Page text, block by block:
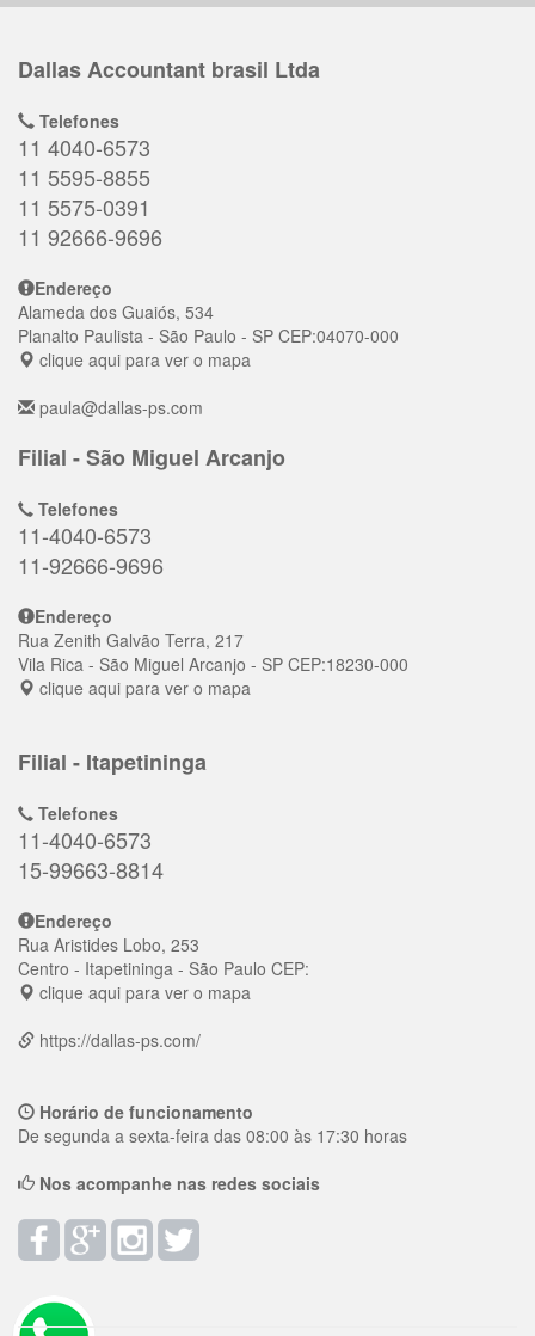
Dallas Accountant brasil Ltda
Telefones
11 4040-6573
11 5595-8855
11 5575-0391
11 92666-9696
Endereço
Alameda dos Guaiós, 534
Planalto Paulista - São Paulo - SP CEP:04070-000
clique aqui para ver o mapa
paula@dallas-ps.com
Filial - São Miguel Arcanjo
Telefones
11-4040-6573
11-92666-9696
Endereço
Rua Zenith Galvão Terra, 217
Vila Rica - São Miguel Arcanjo - SP CEP:18230-000
clique aqui para ver o mapa
Filial - Itapetininga
Telefones
11-4040-6573
15-99663-8814
Endereço
Rua Aristides Lobo, 253
Centro - Itapetininga - São Paulo CEP:
clique aqui para ver o mapa
https://dallas-ps.com/
Horário de funcionamento
De segunda a sexta-feira das 08:00 às 17:30 horas
Nos acompanhe nas redes sociais